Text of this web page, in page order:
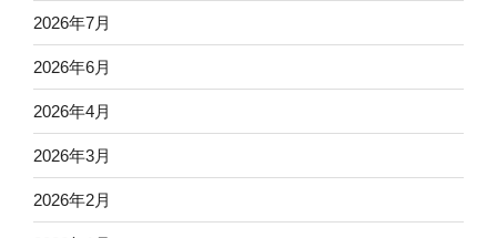
2026年7月
2026年6月
2026年4月
2026年3月
2026年2月